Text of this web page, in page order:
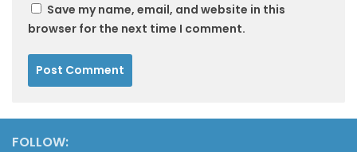
Save my name, email, and website in this
browser for the next time I comment.
FOLLOW: